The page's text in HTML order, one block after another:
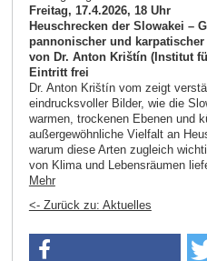
Freitag, 17.4.2026, 18 Uhr
Heuschrecken der Slowakei –
pannonischer und karpatischer
von Dr. Anton Krištín (Institut
Eintritt frei
Dr. Anton Krištín vom zeigt
eindrucksvoller Bilder, wie die
warmen, trockenen Ebenen und
außergewöhnliche Vielfalt an
warum diese Arten zugleich
von Klima und Lebensräumen
Mehr
<- Zurück zu: Aktuelles